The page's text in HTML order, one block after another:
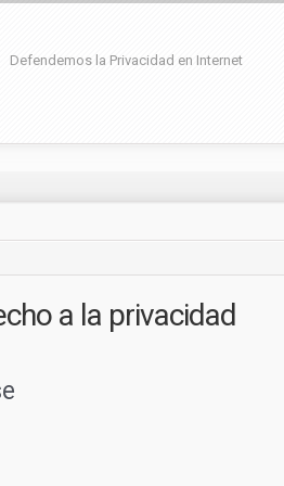
Defendemos la Privacidad en Internet
a la privacidad